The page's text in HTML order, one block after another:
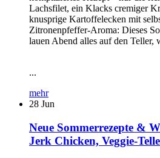
Lachsfilet, ein Klacks cremiger
knusprige Kartoffelecken mit
Zitronenpfeffer-Aroma: Dieses
lauen Abend alles auf den Teller,
...
mehr
28 Jun
Neue Sommerrezepte &
Jerk Chicken, Veggie-